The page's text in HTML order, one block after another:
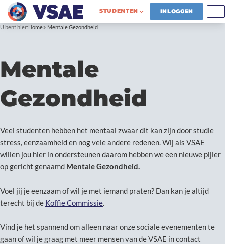
STUDENTEN INLOGGEN
U bent hier:Home Mentale Gezondheid
Mentale
Gezondheid
Veel studenten hebben het mentaal zwaar dit kan zijn door studie
stress, eenzaamheid en nog vele andere redenen. Wij als VSAE
willen jou hier in ondersteunen daarom hebben we een nieuwe pijler
op gericht genaamd Mentale Gezondheid.
Voel jij je eenzaam of wil je met iemand praten? Dan kan je altijd
terecht bij de Koffie Commissie
Vind je het spannend om alleen naar onze sociale evenementen te
gaan of wil je graag met meer mensen van de VSAE in contact